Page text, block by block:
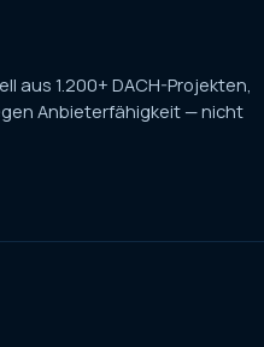
aus 1.200+ DACH-Projekten,
Anbieterfähigkeit — nicht